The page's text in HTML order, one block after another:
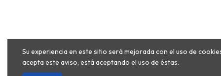
Su experiencia en este sitio será mejorada con el uso de
acepta este aviso, está aceptando el uso de éstas.